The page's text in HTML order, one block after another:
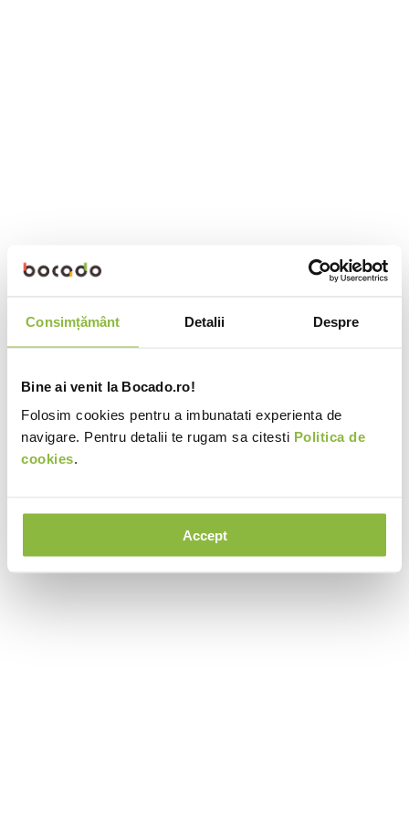
Consimțământ Detalii Despre
Bine ai venit la Bocado.ro!
Folosim cookies pentru a imbunatati experienta de
navigare. Pentru detalii te rugam sa citesti Politica de
cookies.
Accept